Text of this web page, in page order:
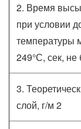
2. Время
при условии
температуры
249°С, сек, не
3.
слой, г/м 2